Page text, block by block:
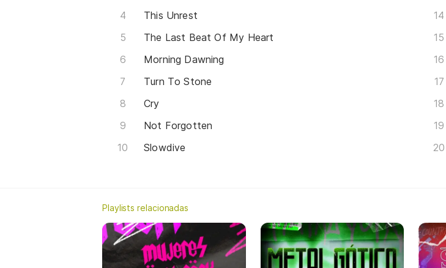
This Unrest
The Last Beat Of My Heart
Morning Dawning
Turn To Stone
Cry
Not Forgotten
Slowdive
Playlists relacionadas